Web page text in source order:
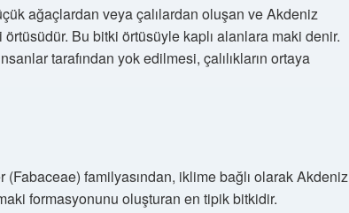
ağaçlardan veya çalılardan oluşan ve Akdeniz
Bu bitki örtüsüyle kaplı alanlara maki denir.
tarafından yok edilmesi, çalılıkların ortaya
familyasından, iklime bağlı olarak Akdeniz
formasyonunu oluşturan en tipik bitkidir.